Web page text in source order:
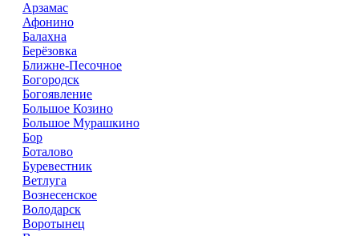
Арзамас
Афонино
Балахна
Берёзовка
Ближне-Песочное
Богородск
Богоявление
Большое Козино
Большое Мурашкино
Бор
Боталово
Буревестник
Ветлуга
Вознесенское
Володарск
Воротынец